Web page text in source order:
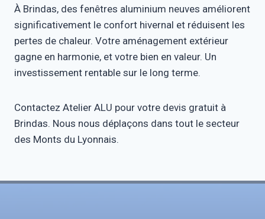
À Brindas, des fenêtres aluminium neuves améliorent
significativement le confort hivernal et réduisent les
pertes de chaleur. Votre aménagement extérieur
gagne en harmonie, et votre bien en valeur. Un
investissement rentable sur le long terme.
Contactez Atelier ALU pour votre devis gratuit à
Brindas. Nous nous déplaçons dans tout le secteur
des Monts du Lyonnais.